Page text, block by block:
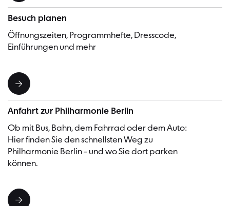
Besuch planen
Öffnungszeiten, Programmhefte, Dresscode,
Einführungen und mehr
Anfahrt zur Philharmonie Berlin
Ob mit Bus, Bahn, dem Fahrrad oder dem Auto:
Hier finden Sie den schnellsten Weg zu
Philharmonie Berlin – und wo Sie dort parken
können.